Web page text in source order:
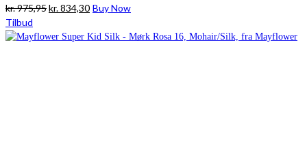
kr.975,95Den
pris
kr.834,30Den
pris
Buy Now
Tilbud